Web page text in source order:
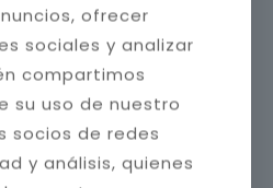
ofrecer
sociales y analizar
compartimos
su uso de nuestro
socios de redes
y análisis, quienes